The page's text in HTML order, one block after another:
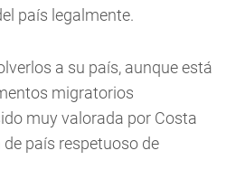
país legalmente.
a su país, aunque está
migratorios
muy valorada por Costa
país respetuoso de